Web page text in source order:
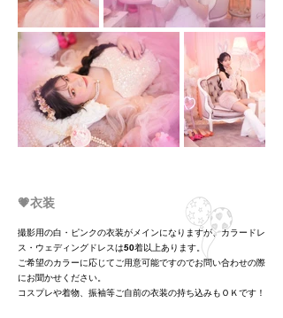
💗衣装
撮影用の白・ピンクの衣装がメインになりますが、カラードレ
ス・ウェディングドレスは50着以上あります。
ご希望のカラーに応じてご用意可能ですので​お問い合わせの際
にお聞かせください。
​コスプレや着物、振袖等ご自前の衣装の持ち込みもＯＫです！